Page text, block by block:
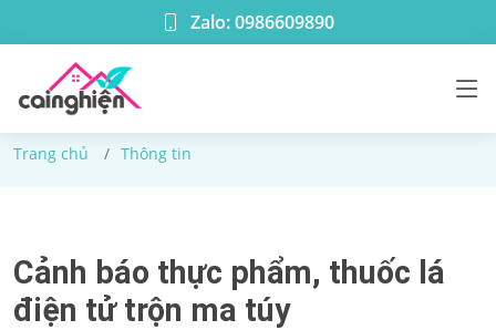
Zalo: 0986609890
Thông tin
Trang chủ Thông tin
Cảnh báo thực phẩm, thuốc lá
điện tử trộn ma túy